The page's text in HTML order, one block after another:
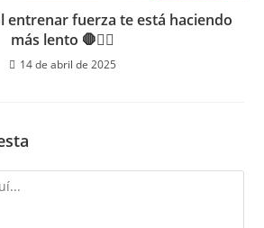
entrenar fuerza te está haciendo
más lento 🛑🏃‍♂️
14 de abril de 2025